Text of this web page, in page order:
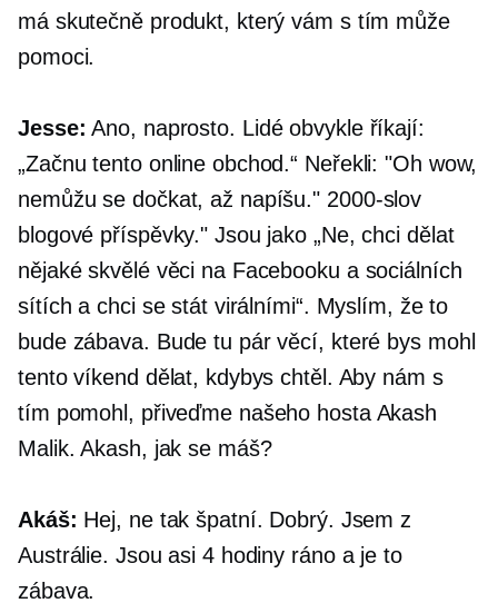
má skutečně produkt, který vám s tím může
pomoci.
Jesse: Ano, naprosto. Lidé obvykle říkají:
„Začnu tento online obchod.“ Neřekli: "Oh wow,
nemůžu se dočkat, až napíšu." 2000-slov
blogové příspěvky." Jsou jako „Ne, chci dělat
nějaké skvělé věci na Facebooku a sociálních
sítích a chci se stát virálními“. Myslím, že to
bude zábava. Bude tu pár věcí, které bys mohl
tento víkend dělat, kdybys chtěl. Aby nám s
tím pomohl, přiveďme našeho hosta Akash
Malik. Akash, jak se máš?
Akáš: Hej, ne tak špatní. Dobrý. Jsem z
Austrálie. Jsou asi 4 hodiny ráno a je to
zábava.